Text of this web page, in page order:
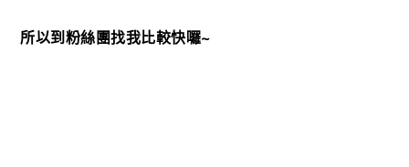
所以到粉絲團找我比較快囉~